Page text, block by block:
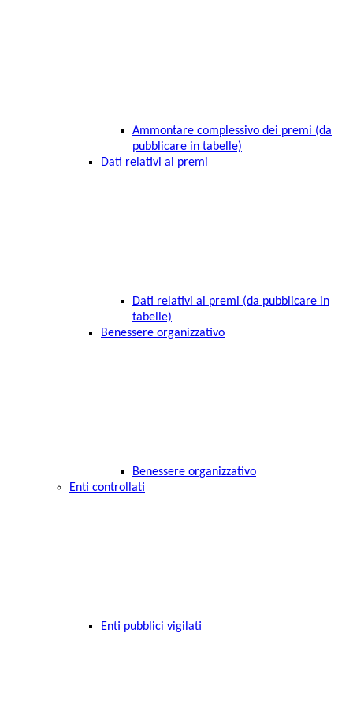
Ammontare complessivo dei premi (da
pubblicare in tabelle)
Dati relativi ai premi
Dati relativi ai premi (da pubblicare in
tabelle)
Benessere organizzativo
Benessere organizzativo
Enti controllati
Enti pubblici vigilati